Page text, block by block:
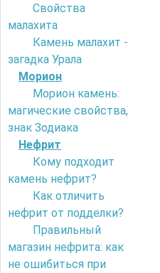
Свойства
малахита
Камень малахит -
загадка Урала
Морион
Морион камень:
магические свойства,
знак Зодиака
Нефрит
Кому подходит
камень нефрит?
Как отличить
нефрит от подделки?
Правильный
магазин нефрита: как
не ошибиться при